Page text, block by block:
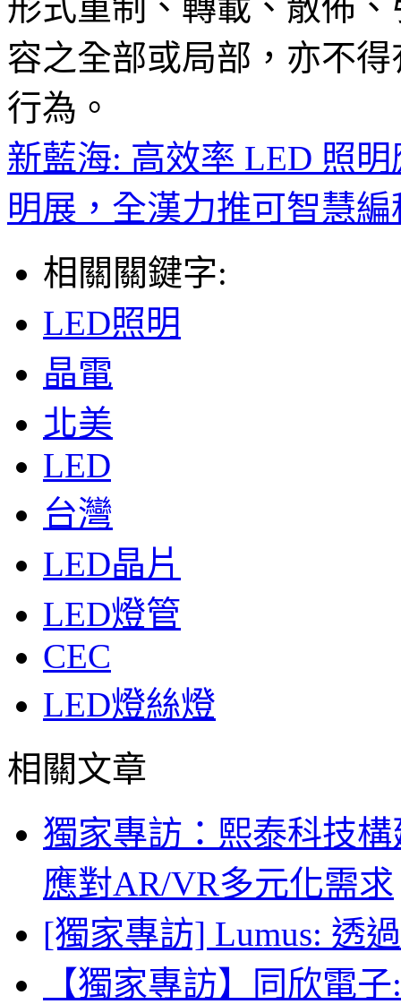
容之全部或局部，亦不
行為。
新藍海: 高效率 LED 照
明展，全漢力推可智慧
相關關鍵字:
LED照明
晶電
北美
LED
台灣
LED晶片
LED燈管
CEC
LED燈絲燈
相關文章
獨家專訪：熙泰科技
應對AR/VR多元化需求
[獨家專訪] Lumus: 透
【獨家專訪】同欣電